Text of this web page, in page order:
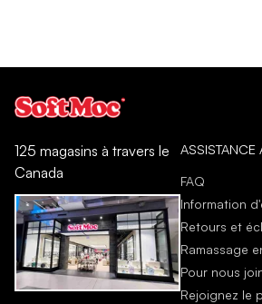
125 magasins à travers le
Canada
ASSISTANCE
FAQ
Information
Retours et
Ramassage
Pour nous
Rejoignez le